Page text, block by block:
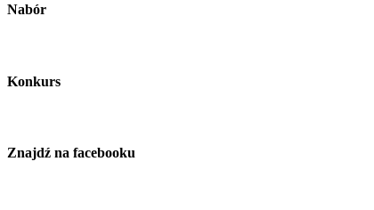
Nabór
Konkurs
Znajdź na facebooku